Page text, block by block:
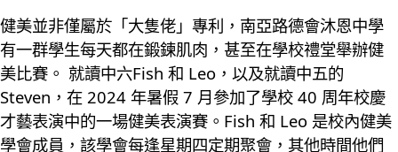
健美並非僅屬於「大隻佬」專利，南亞路德會沐恩中學
有一群學生每天都在鍛鍊肌肉，甚至在學校禮堂舉辦健
美比賽。 就讀中六Fish 和 Leo，以及就讀中五的
Steven，在 2024 年暑假 7 月參加了學校 40 周年校慶
才藝表演中的一場健美表演賽。Fish 和 Leo 是校內健美
學會成員，該學會每逢星期四定期聚會，其他時間他們